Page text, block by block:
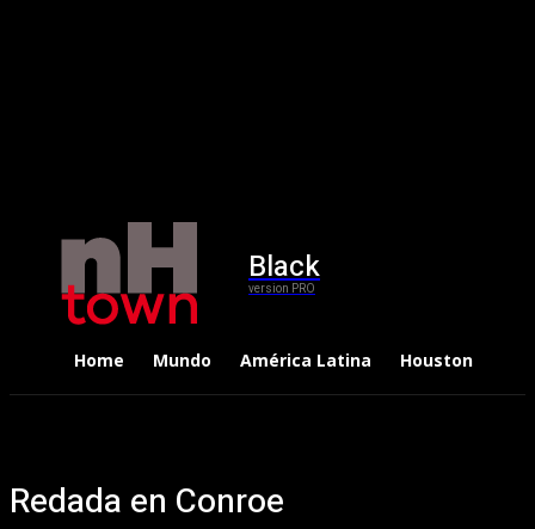
Black
version PRO
Home Mundo América Latina Houston
Redada en Conroe